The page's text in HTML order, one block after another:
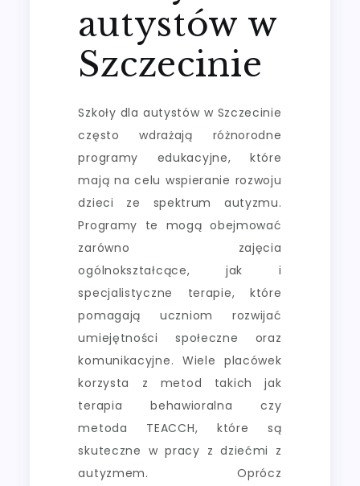
autystów w
Szczecinie
Szkoły dla autystów w Szczecinie
często wdrażają różnorodne
programy edukacyjne, które
mają na celu wspieranie rozwoju
dzieci ze spektrum autyzmu.
Programy te mogą obejmować
zarówno zajęcia
ogólnokształcące, jak i
specjalistyczne terapie, które
pomagają uczniom rozwijać
umiejętności społeczne oraz
komunikacyjne. Wiele placówek
korzysta z metod takich jak
terapia behawioralna czy
metoda TEACCH, które są
skuteczne w pracy z dziećmi z
autyzmem. Oprócz